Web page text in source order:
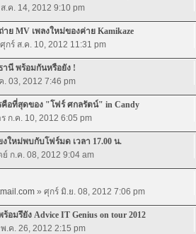
.ค. 14, 2012 9:10 pm
ย MV เพลงใหม่ของค่าย Kamikaze
กร์ ส.ค. 10, 2012 11:31 pm
านี พร้อมกันหรือยัง !
. 03, 2012 7:46 pm
คือที่สุดของ "โฟร์ ศกลรัตน์" in Candy
ก.ค. 10, 2012 6:05 pm
ใหม่พบกับโฟร์มด เวลา 17.00 น.
ก.ค. 08, 2012 9:04 am
» ศุกร์ มิ.ย. 08, 2012 7:06 pm
อมรึยัง Advice IT Genius on tour 2012
พ.ค. 26, 2012 2:15 pm